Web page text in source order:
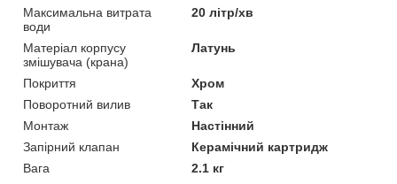
Максимальна витрата
води
20 літр/хв
Матеріал корпусу
змішувача (крана)
Латунь
Покриття
Хром
Поворотний вилив
Так
Монтаж
Настінний
Запірний клапан
Керамічний картридж
Вага
2.1 кг